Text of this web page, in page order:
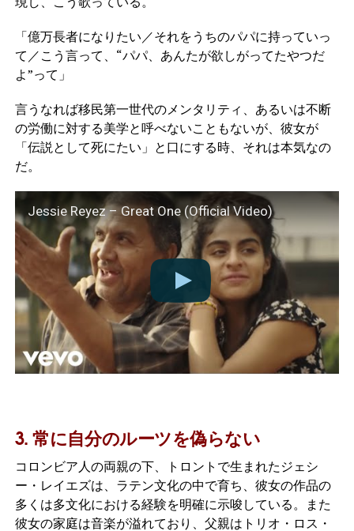
「億万長者になりたい／それをうちのパパに持っていっ
て／こう言って、“パパ、あんたが欲しがってたやつだ
よ”って」
言うなれば移民第一世代のメンタリティ、あるいは不断
の労働に対する美学と呼べないこともないが、彼女が
「伝説として死にたい」と口にする時、それは本気なの
だ。
Jessie Reyez – Great One (Official Video)
3. 常に自分のルーツを偽らない
コロンビア人の両親の下、トロントで生まれたジェシ
ー・レイエズは、ラテン文化の中で育ち、彼女の作品の
多くは多文化における経験を明確に示唆している。また
彼女の家庭は音楽が溢れており、父親はトリオ・ロス・